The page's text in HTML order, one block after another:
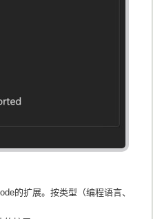
的扩展。按类型（编程语言、